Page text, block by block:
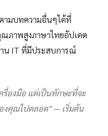
ามบทความอื่นๆได้ที่
ภาพสูงภาษาไทยอัปเดต
น IT ที่มีประสบการณ์
รื่องมือ แต่เป็นทักษะที่จะ
งคุณไปตลอด" — เริ่มต้น